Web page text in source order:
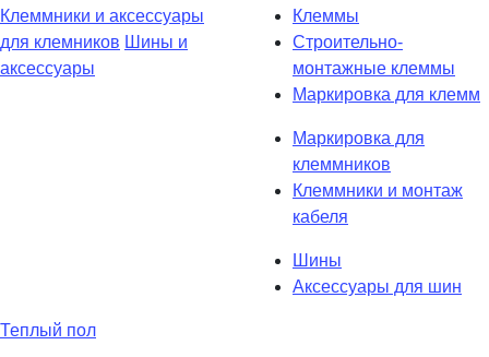
Клеммники и аксессуары
для клемников Шины и
аксессуары
Клеммы
Строительно-
монтажные клеммы
Маркировка для клемм
Маркировка для
клеммников
Клеммники и монтаж
кабеля
Шины
Аксессуары для шин
Теплый пол